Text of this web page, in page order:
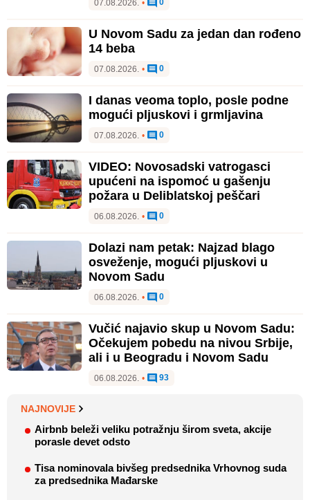
07.08.2026. • 0
U Novom Sadu za jedan dan rođeno
14 beba
07.08.2026. • 0
I danas veoma toplo, posle podne
mogući pljuskovi i grmljavina
07.08.2026. • 0
VIDEO: Novosadski vatrogasci
upućeni na ispomoć u gašenju
požara u Deliblatskoj peščari
06.08.2026. • 0
Dolazi nam petak: Najzad blago
osveženje, mogući pljuskovi u
Novom Sadu
06.08.2026. • 0
Vučić najavio skup u Novom Sadu:
Očekujem pobedu na nivou Srbije,
ali i u Beogradu i Novom Sadu
06.08.2026. • 93
NAJNOVIJE
Airbnb beleži veliku potražnju širom sveta, akcije
porasle devet odsto
Tisa nominovala bivšeg predsednika Vrhovnog suda
za predsednika Mađarske